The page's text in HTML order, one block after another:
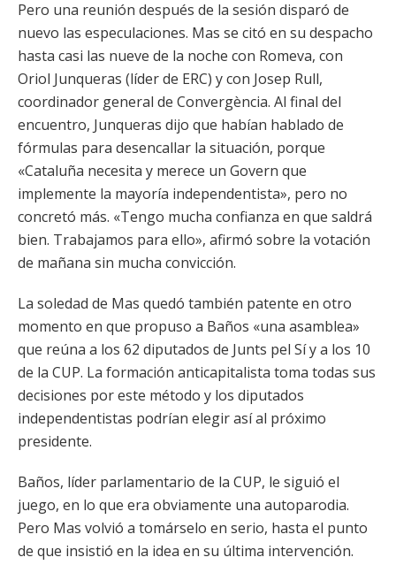
Pero una reunión después de la sesión disparó de
nuevo las especulaciones. Mas se citó en su despacho
hasta casi las nueve de la noche con Romeva, con
Oriol Junqueras (líder de ERC) y con Josep Rull,
coordinador general de Convergència. Al final del
encuentro, Junqueras dijo que habían hablado de
fórmulas para desencallar la situación, porque
«Cataluña necesita y merece un Govern que
implemente la mayoría independentista», pero no
concretó más. «Tengo mucha confianza en que saldrá
bien. Trabajamos para ello», afirmó sobre la votación
de mañana sin mucha convicción.
La soledad de Mas quedó también patente en otro
momento en que propuso a Baños «una asamblea»
que reúna a los 62 diputados de Junts pel Sí y a los 10
de la CUP. La formación anticapitalista toma todas sus
decisiones por este método y los diputados
independentistas podrían elegir así al próximo
presidente.
Baños, líder parlamentario de la CUP, le siguió el
juego, en lo que era obviamente una autoparodia.
Pero Mas volvió a tomárselo en serio, hasta el punto
de que insistió en la idea en su última intervención.